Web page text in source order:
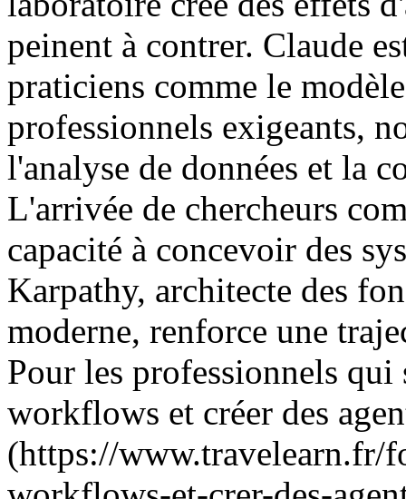
peinent à contrer. Claude
praticiens comme le
professionnels exigeants,
l'analyse de données et la
L'arrivée de chercheurs
capacité à concevoir des
Karpathy, architecte des
moderne, renforce une
Pour les professionnels
workflows et créer des
(https://www.travelearn.fr/